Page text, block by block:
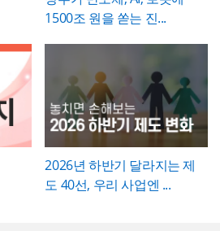
1500조 원을 쏟는 진...
2026년 하반기 달라지는 제
도 40선, 우리 사업엔 ...